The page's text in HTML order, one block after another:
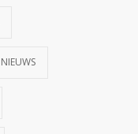
NIEUWS